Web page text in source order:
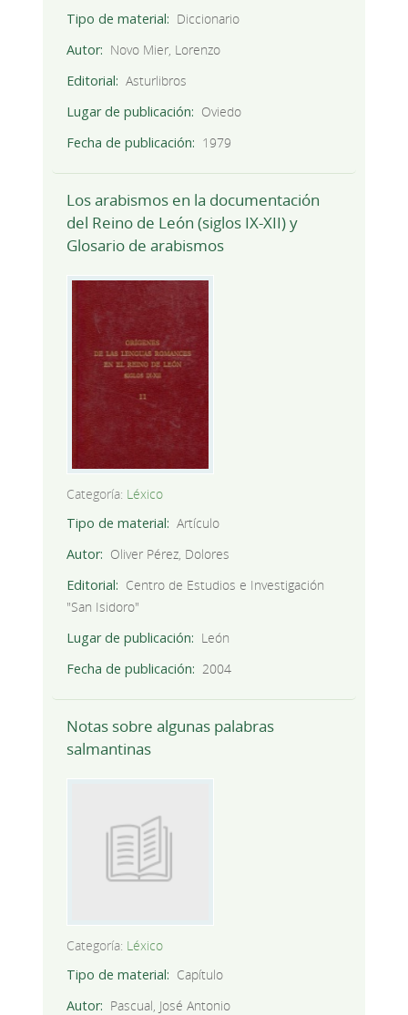
Tipo de material
Diccionario
Autor
Novo Mier, Lorenzo
Editorial
Asturlibros
Lugar de publicación
Oviedo
Fecha de publicación
1979
Los arabismos en la documentación
del Reino de León (siglos IX-XII) y
Glosario de arabismos
Categoría: Léxico
Tipo de material
Artículo
Autor
Oliver Pérez, Dolores
Editorial
Centro de Estudios e Investigación
"San Isidoro"
Lugar de publicación
León
Fecha de publicación
2004
Notas sobre algunas palabras
salmantinas
Categoría: Léxico
Tipo de material
Capítulo
Autor
Pascual, José Antonio